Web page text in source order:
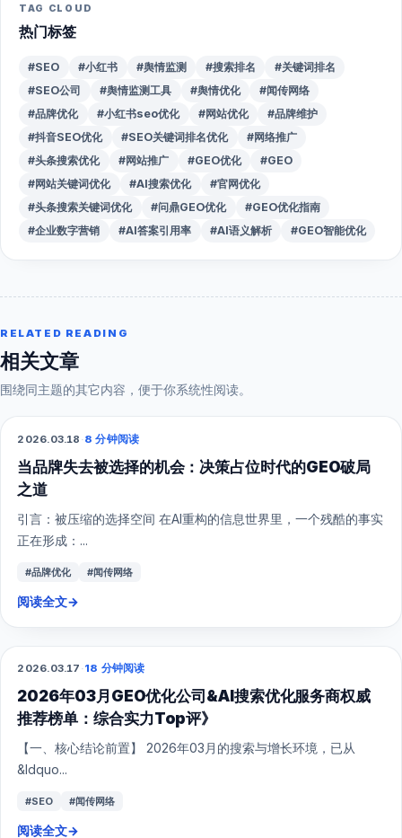
TAG CLOUD
热门标签
#SEO #小红书 #舆情监测 #搜索排名
#关键词排名
#SEO公司
#舆情监测工具 #舆情优化
#闻传网络
#品牌优化
#小红书seo优化 #网站优化
#品牌维护
#抖音SEO优化
#SEO关键词排名优化
#网络推广
#头条搜索优化
#网站推广 #GEO优化
#GEO
#网站关键词优化
#AI搜索优化
#官网优化
#头条搜索关键词优化
#问鼎GEO优化
#GEO优化指南
#企业数字营销
#AI答案引用率 #AI语义解析 #GEO智能优化
RELATED READING
相关文章
围绕同主题的其它内容，便于你系统性阅读。
GEO
2026.03.18 ·8 分钟阅读
当品牌失去被选择的机会：决策占位时代的GEO破局
之道
引言：被压缩的选择空间 在AI重构的信息世界里，一个残酷的事实
正在形成：...
#品牌优化 #闻传网络
阅读全文→
GEO
2026.03.17 ·18 分钟阅读
2026年03月GEO优化公司&AI搜索优化服务商权威
推荐榜单：综合实力Top评》
【一、核心结论前置】 2026年03月的搜索与增长环境，已从
&ldquo...
#SEO #闻传网络
阅读全文→